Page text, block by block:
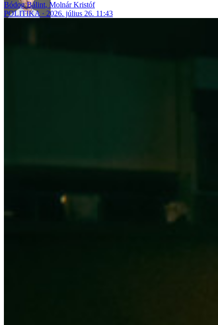
Bódog Bálint, Molnár Kristóf
POLITIKA
2026. július 26. 11:43